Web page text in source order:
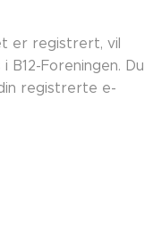
er registrert, vil
Foreningen. Du
registrerte e-